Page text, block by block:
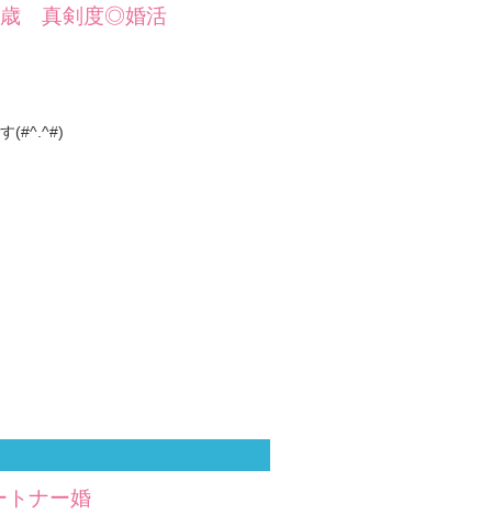
歳 真剣度◎婚活
(#^.^#)
トナー婚